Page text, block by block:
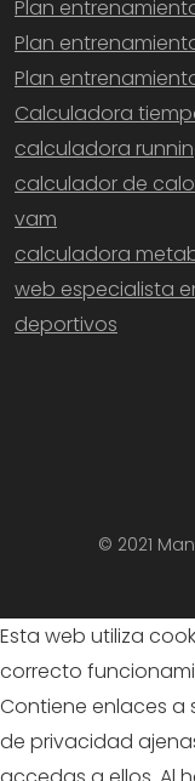
Plan
Plan
Plan
Calculadora
calculadora
calculador de
vam
calculadora
web especialista
deportivos
© 2021
Esta web utiliza
correcto
Contiene enlaces a
de privacidad